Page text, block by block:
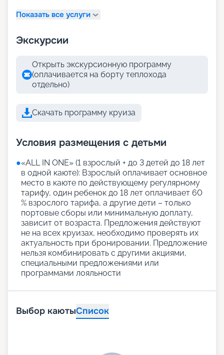
Показать все услуги
Экскурсии
Открыть экскурсионную программу
(оплачивается на борту теплохода
отдельно)
Скачать программу круиза
Условия размещения с детьми
●«АLL IN ONE» (1 взрослый + до 3 детей до 18 лет
в одной каюте): Взрослый оплачивает основное
место в каюте по действующему регулярному
тарифу, один ребенок до 18 лет оплачивает 60
% взрослого тарифа, а другие дети – только
портовые сборы или минимальную доплату,
зависит от возраста. Предложения действуют
не на всех круизах, необходимо проверять их
актуальность при бронировании. Предложение
нельзя комбинировать с другими акциями,
специальными предложениями или
программами лояльности
Выбор каютыСписок